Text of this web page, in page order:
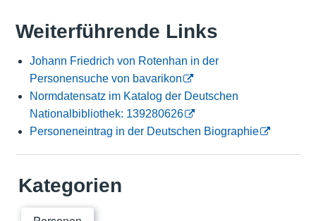
Weiterführende Links
Johann Friedrich von Rotenhan in der
Personensuche von bavarikon
Normdatensatz im Katalog der Deutschen
Nationalbibliothek: 139280626
Personeneintrag in der Deutschen Biographie
Kategorien